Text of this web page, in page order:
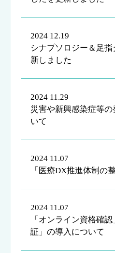
2024 12.19
シナプソロジー＆足
新しました
2024 11.29
災害や新興感染症等
いて
2024 11.07
「医療DX推進体制の
2024 11.07
「オンライン資格確
証」の導入について